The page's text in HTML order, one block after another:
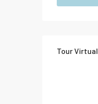
Tour Virtual